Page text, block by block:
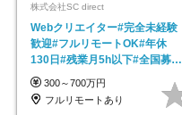
株式会社SC direct
Webクリエイター#完全未経験
歓迎#フルリモートOK#年休
130日#残業月5h以下#全国募集
#最大1年の研修
300～700万円
フルリモートあり